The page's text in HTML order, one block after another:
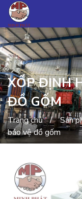
XỐP ĐỊNH
ĐỒ GỐM
Trang chủ Sản
bảo vệ đồ gốm